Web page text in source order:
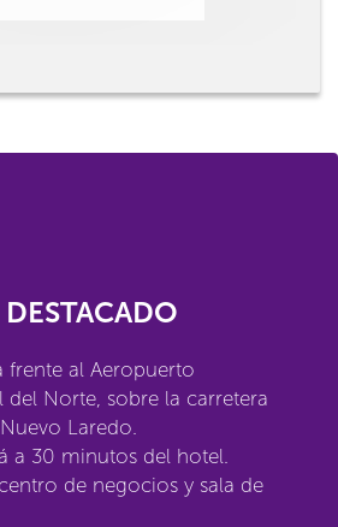
frente al Aeropuerto
del Norte, sobre la carretera
Laredo.
a 30 minutos del hotel.
de negocios y sala de